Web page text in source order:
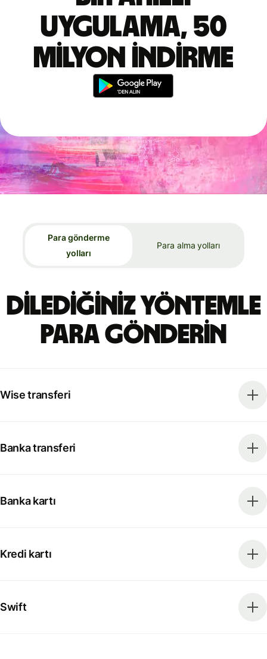
uygulama, 50
milyon indirme
Para gönderme
yolları
Para alma yolları
Dilediğiniz yöntemle
para gönderin
Wise transferi
Banka transferi
Banka kartı
Kredi kartı
Swift